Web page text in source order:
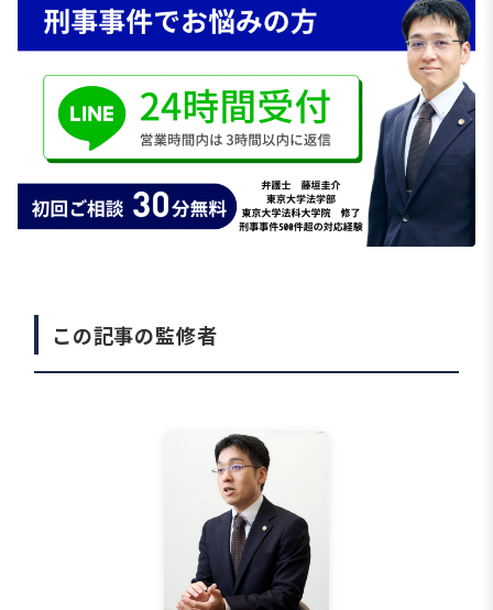
この記事の監修者